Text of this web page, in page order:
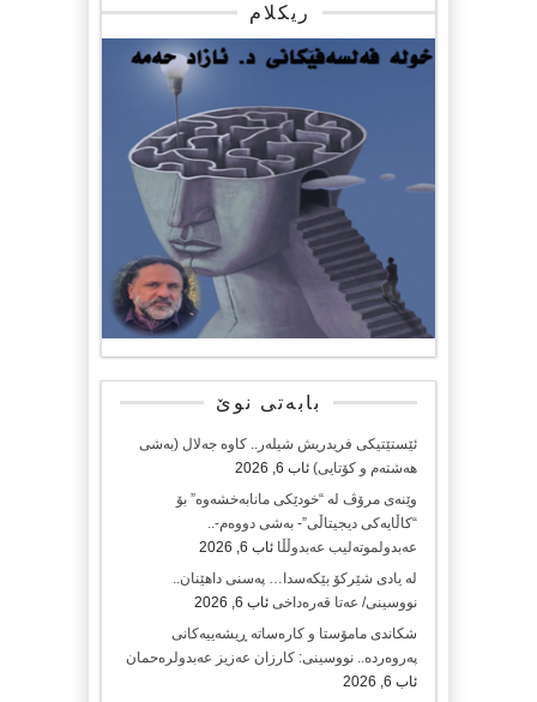
ریکلام
بابەتی نوێ
ئێستێتیکی فریدریش شیلەر.. کاوە جەلال (بەشی
هەشتەم و کۆتایی) ئاب 6, 2026
وێنەی مرۆڤ لە “خودێکی مانابەخشەوە” بۆ
“کاڵایەکی دیجیتاڵی”- بەشی دووەم-..
عەبدولموتەلیب عەبدوڵڵا ئاب 6, 2026
لە یادی شێرکۆ بێکەسدا… پەسنی داهێنان..
نووسینی/ عەتا قەرەداخی ئاب 6, 2026
شکاندی مامۆستا و کارەساتە ڕیشەییەکانی
پەروەردە.. نووسینی: کارزان عەزیز عەبدولرەحمان
ئاب 6, 2026